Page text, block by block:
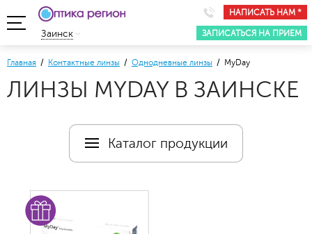
НАПИСАТЬ НАМ *
ЗАПИСАТЬСЯ НА ПРИЕМ
Заинск
Главная / Контактные линзы / Однодневные линзы / MyDay
ЛИНЗЫ MYDAY В ЗАИНСКЕ
Каталог продукции